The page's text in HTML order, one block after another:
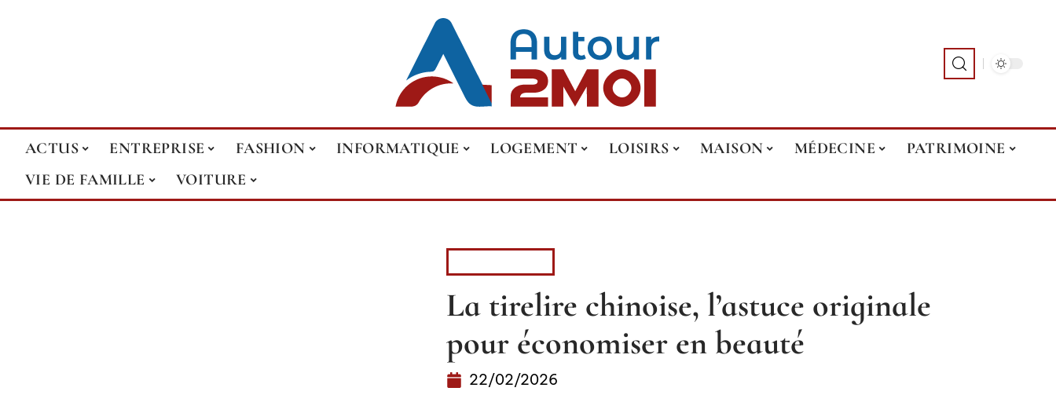
ACTUS ENTREPRISE FASHION INFORMATIQUE LOGEMENT LOISIRS MAISON MÉDECINE
PATRIMOINE
VIE DE FAMILLE
VOITURE
La tirelire chinoise, l’astuce originale
pour économiser en beauté
22/02/2026